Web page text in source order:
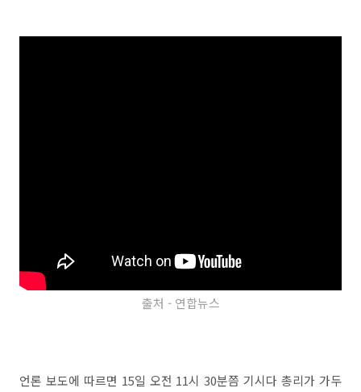
출처 - 연합뉴스
언론 보도에 따르면 15일 오전 11시 30분쯤 기시다 총리가 가두